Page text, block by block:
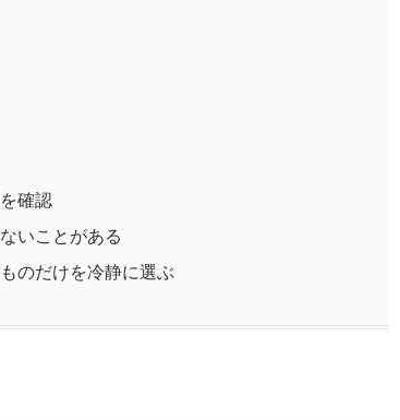
確認
いことがある
のだけを冷静に選ぶ